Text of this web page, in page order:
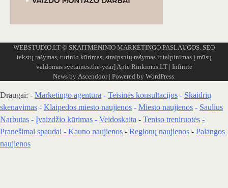
WEBSTUDIO.LT © SKAITMENINIO MARKETINGO PASLAUGOS. SEO
tekstų rašymas, turinio kūrimas, straipsnių rašymas ir talpinimas į mūsų
valdomas svetaines.the-year] Apie Rinkimus.LT| Infinite
News by Ascendoor| Powered by WordPress.
Draugai: - Marketingo agentūra - Teisinės konsultacijos - Skaidrių
skenavimas - Klaipedos miesto naujienos - Miesto naujienos - Saulius
Narbutas - Įvaizdžio kūrimas - Veidoskaita - Teniso treniruotės -
Pranešimai spaudai - Kauno naujienos - Regionų naujienos - Palangos
naujienos